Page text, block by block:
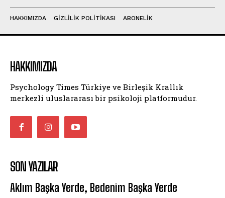
HAKKIMIZDA GIZLILIK POLITIKASI ABONELIK
HAKKIMIZDA
Psychology Times Türkiye ve Birleşik Krallık
merkezli uluslararası bir psikoloji platformudur.
SON YAZILAR
Aklım Başka Yerde, Bedenim Başka Yerde